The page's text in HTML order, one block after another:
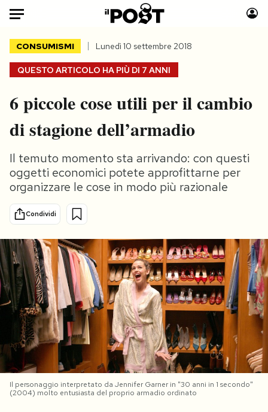
Auto
HOME
Italia
Politica
Internet
Scienza
Cultura
Economia
Sport
Moda
Consumismi
Storie/Idee
Ok Boomer!
Media
Mondiali calcio 2026
PODCAST
NEWSLETTER
I MIEI PREFERITI
QUESTO ARTICOLO HA PIÙ DI 7 ANNI
CONSUMISMI Lunedì 10 settembre 2018
6 piccole cose utili per il cambio
di stagione dell’armadio
Il temuto momento sta arrivando: con questi
oggetti economici potete approfittarne per
organizzare le cose in modo più razionale
Condividi
Il personaggio interpretato da Jennifer Garner in "30 anni in 1 secondo"
(2004) molto entusiasta del proprio armadio ordinato